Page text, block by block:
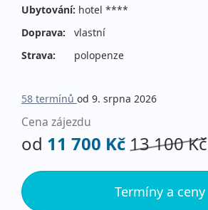
Ubytování: hotel ****
Doprava:
vlastní
Strava:
polopenze
58 termínů od 9. srpna 2026
Cena zájezdu
od 11 700 Kč13 100 Kč
Termíny a ceny